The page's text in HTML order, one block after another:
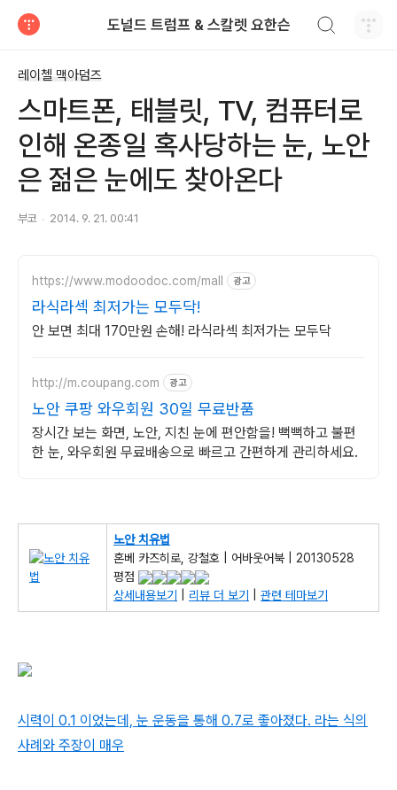
도널드 트럼프 & 스칼렛 요한슨
레이첼 맥아덤즈
스마트폰, 태블릿, TV, 컴퓨터로
인해 온종일 혹사당하는 눈, 노안
은 젊은 눈에도 찾아온다
부코 2014. 9. 21. 00:41
https://www.modoodoc.com/mall 광고
라식라섹 최저가는 모두닥!
안 보면 최대 170만원 손해! 라식라섹 최저가는 모두닥
http://m.coupang.com 광고
노안 쿠팡 와우회원 30일 무료반품
장시간 보는 화면, 노안, 지친 눈에 편안함을! 뻑뻑하고 불편
한 눈, 와우회원 무료배송으로 빠르고 간편하게 관리하세요.
노안 치유법
혼베 카즈히로, 강철호 | 어바웃어북 | 20130528
평점
상세내용보기
리뷰 더 보기 관련 테마보기
시력이 0.1 이었는데, 눈 운동을 통해 0.7로 좋아졌다. 라는 식의
사례와 주장이 매우